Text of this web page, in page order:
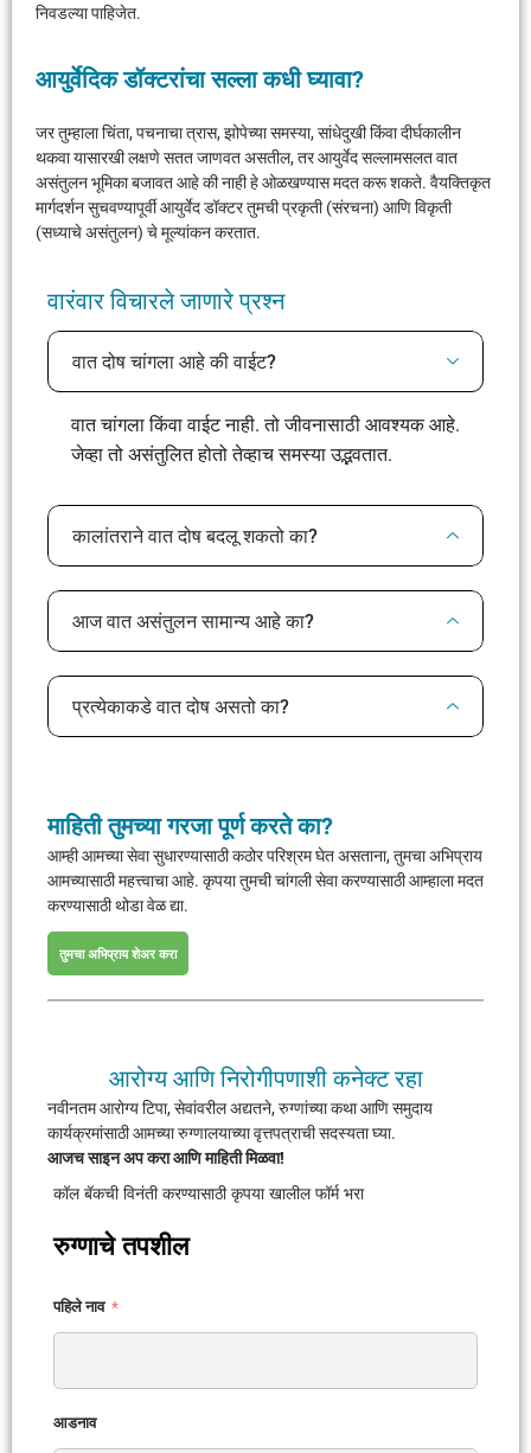
निवडल्या पाहिजेत.
आयुर्वेदिक डॉक्टरांचा सल्ला कधी घ्यावा?
जर तुम्हाला चिंता, पचनाचा त्रास, झोपेच्या समस्या, सांधेदुखी किंवा दीर्घकालीन
थकवा यासारखी लक्षणे सतत जाणवत असतील, तर आयुर्वेद सल्लामसलत वात
असंतुलन भूमिका बजावत आहे की नाही हे ओळखण्यास मदत करू शकते. वैयक्तिकृत
मार्गदर्शन सुचवण्यापूर्वी आयुर्वेद डॉक्टर तुमची प्रकृती (संरचना) आणि विकृती
(सध्याचे असंतुलन) चे मूल्यांकन करतात.
वारंवार विचारले जाणारे प्रश्न
वात दोष चांगला आहे की वाईट?
वात चांगला किंवा वाईट नाही. तो जीवनासाठी आवश्यक आहे.
जेव्हा तो असंतुलित होतो तेव्हाच समस्या उद्भवतात.
कालांतराने वात दोष बदलू शकतो का?
आज वात असंतुलन सामान्य आहे का?
प्रत्येकाकडे वात दोष असतो का?
माहिती तुमच्या गरजा पूर्ण करते का?
आम्ही आमच्या सेवा सुधारण्यासाठी कठोर परिश्रम घेत असताना, तुमचा अभिप्राय
आमच्यासाठी महत्त्वाचा आहे. कृपया तुमची चांगली सेवा करण्यासाठी आम्हाला मदत
करण्यासाठी थोडा वेळ द्या.
तुमचा अभिप्राय शेअर करा
आरोग्य आणि निरोगीपणाशी कनेक्ट रहा
नवीनतम आरोग्य टिपा, सेवांवरील अद्यतने, रुग्णांच्या कथा आणि समुदाय
कार्यक्रमांसाठी आमच्या रुग्णालयाच्या वृत्तपत्राची सदस्यता घ्या.
आजच साइन अप करा आणि माहिती मिळवा!
कॉल बॅकची विनंती करण्यासाठी कृपया खालील फॉर्म भरा
रुग्णाचे तपशील
पहिले नाव
आडनाव